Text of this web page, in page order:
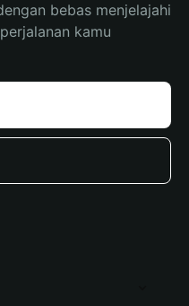
bebas menjelajahi
kamu